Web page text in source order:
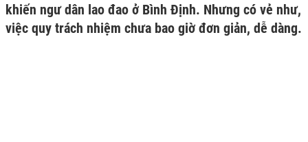
khiến ngư dân lao đao ở Bình Định. Nhưng có vẻ như,
việc quy trách nhiệm chưa bao giờ đơn giản, dễ dàng.